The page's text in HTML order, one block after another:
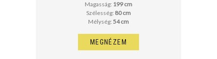
Magasság: 199 cm
Szélesség: 80 cm
Mélység: 54 cm
MEGNÉZEM